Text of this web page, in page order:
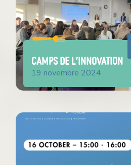
Camps de l’innovation
19 novembre 2024